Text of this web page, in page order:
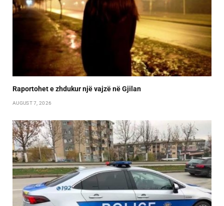
Raportohet e zhdukur një vajzë në Gjilan
AUGUST 7, 2026